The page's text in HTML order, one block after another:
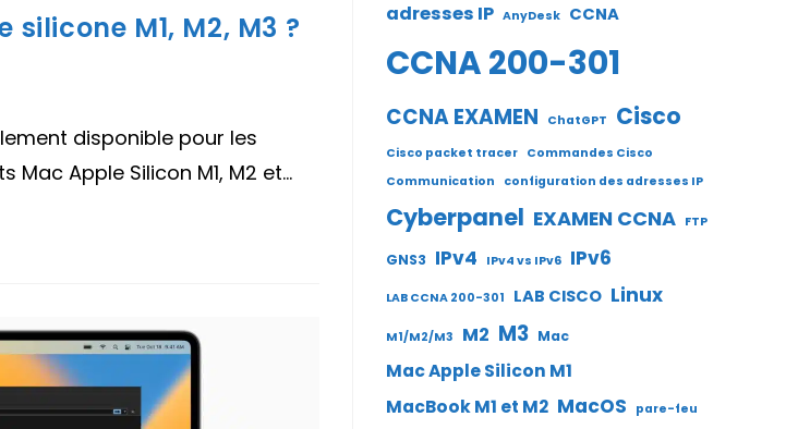
M1, M2, M3 ?
disponible pour les
Apple Silicon M1, M2 et…
adresses IP AnyDesk CCNA
CCNA 200-301
CCNA EXAMEN ChatGPT Cisco
Cisco packet tracer Commandes Cisco
Communication
configuration des adresses IP
Cyberpanel EXAMEN CCNA FTP
GNS3 IPv4 IPv4 vs IPv6 IPv6
LAB CCNA 200-301 LAB CISCO Linux
M1/M2/M3 M2 M3 Mac
Mac Apple Silicon M1
MacBook M1 et M2 MacOS pare-feu